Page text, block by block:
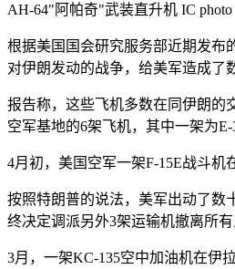
AH-64"阿帕奇"武装直升机 IC photo
根据美国国会研究服务部近期发布
对伊朗发动的战争，给美军造成了
报告称，这些飞机多数在同伊朗的
空军基地的6架飞机，其中一架为E-
4月初，美国空军一架F-15E战斗机
按照特朗普的说法，美军出动了数
终决定调派另外3架运输机撤离所
3月，一架KC-135空中加油机在伊